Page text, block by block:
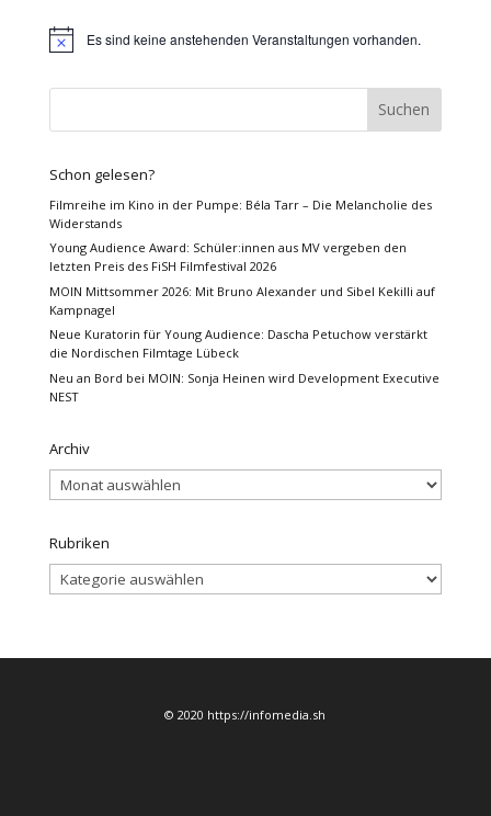
HinweisEs sind keine anstehenden Veranstaltungen vorhanden.
Schon gelesen?
Filmreihe im Kino in der Pumpe: Béla Tarr – Die Melancholie des
Widerstands
Young Audience Award: Schüler:innen aus MV vergeben den
letzten Preis des FiSH Filmfestival 2026
MOIN Mittsommer 2026: Mit Bruno Alexander und Sibel Kekilli auf
Kampnagel
Neue Kuratorin für Young Audience: Dascha Petuchow verstärkt
die Nordischen Filmtage Lübeck
Neu an Bord bei MOIN: Sonja Heinen wird Development Executive
NEST
Archiv
Archiv
Rubriken
Rubriken
© 2020 https://infomedia.sh